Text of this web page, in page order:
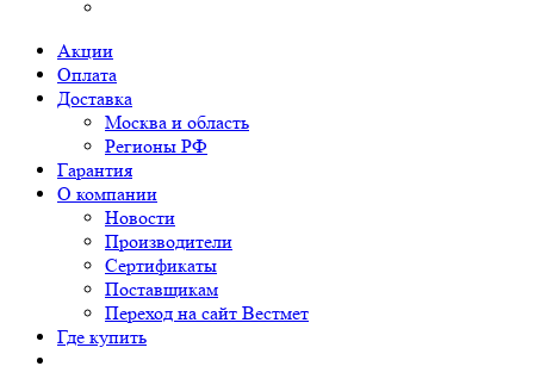
Акции
Оплата
Доставка
Москва и область
Регионы РФ
Гарантия
О компании
Новости
Производители
Сертификаты
Поставщикам
Переход на сайт Вестмет
Где купить